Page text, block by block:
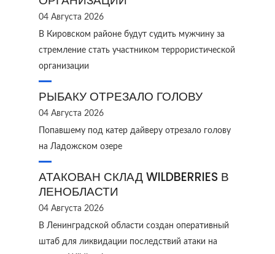
04 Августа 2026
В Кировском районе будут судить мужчину за
стремление стать участником террористической
организации
РЫБАКУ ОТРЕЗАЛО ГОЛОВУ
04 Августа 2026
Попавшему под катер дайверу отрезало голову
на Ладожском озере
АТАКОВАН СКЛАД WILDBERRIES В
ЛЕНОБЛАСТИ
04 Августа 2026
В Ленинградской области создан оперативный
штаб для ликвидации последствий атаки на